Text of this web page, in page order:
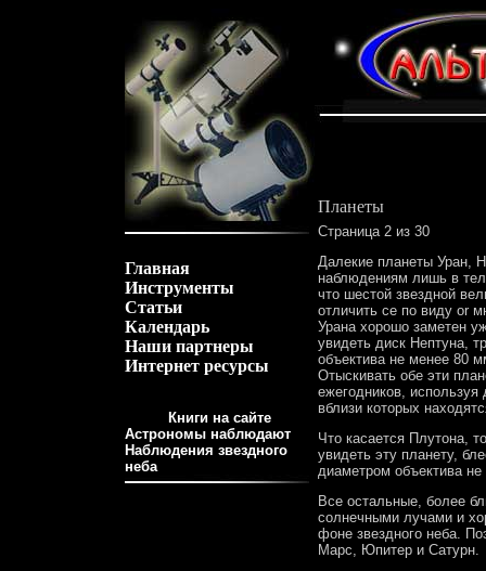
Главная
Инструменты
Статьи
Календарь
Наши партнеры
Интернет ресурсы
Книги на сайте
Астрономы наблюдают
Наблюдения звездного
неба
Планеты
Страница 2 из 30
Далекие планеты Уран,
наблюдениям лишь в
что шестой звездной
отличить се по виду or
Урана хорошо заметен
увидеть диск Нептуна,
объектива не менее 80
Отыскивать обе эти
ежегодников, используя
вблизи которых
Что касается Плутона,
увидеть эту планету,
диаметром объектива
Все остальные, более
солнечными лучами и
фоне звездного неба.
Марс, Юпитер и Сатурн.